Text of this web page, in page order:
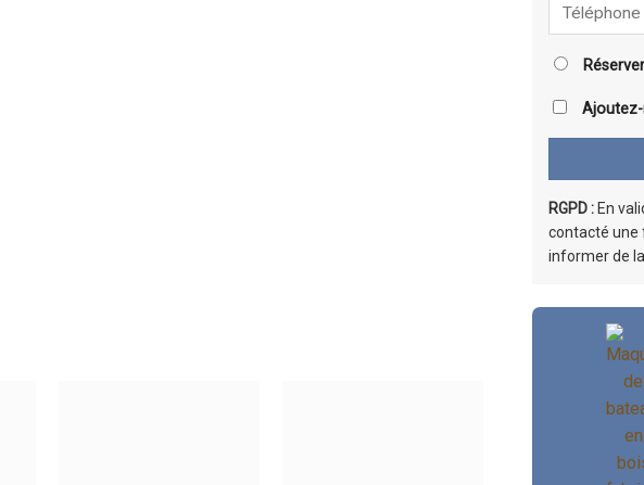
Réserver
RGPD : En
contacté une
informer de